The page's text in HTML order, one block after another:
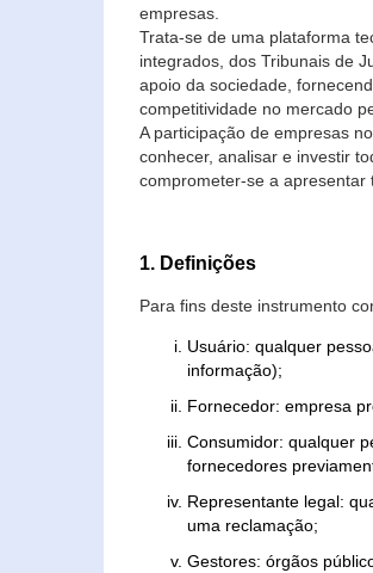
empresas.
Trata-se de uma plataforma
integrados, dos Tribunais de
apoio da sociedade,
competitividade no mercado
A participação de empresas
conhecer, analisar e investir
comprometer-se a apresentar
1. Definições
Para fins deste instrumento
Usuário: qualquer
informação);
Fornecedor: empresa
Consumidor: qualquer
fornecedores
Representante legal:
uma reclamação;
Gestores: órgãos